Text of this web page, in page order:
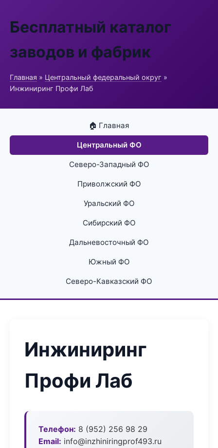
Бесплатный каталог
заводов и фабрик
Главная » Центральный федеральный округ »
Инжиниринг Профи Лаб
🏠 Главная
Центральный ФО
Северо-Западный ФО
Приволжский ФО
Уральский ФО
Сибирский ФО
Дальневосточный ФО
Южный ФО
Северо-Кавказский ФО
Инжиниринг
Профи Лаб
Телефон: 8 (952) 256 98 29
Email: info@inzhiniringprof493.ru